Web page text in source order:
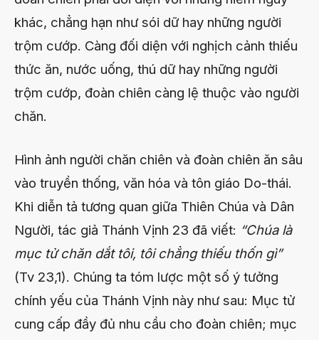
khác, chẳng hạn như sói dữ hay những người
trộm cướp. Càng đối diện với nghịch cảnh thiếu
thức ăn, nước uống, thú dữ hay những người
trộm cướp, đoàn chiên càng lệ thuộc vào người
chăn.
Hình ảnh người chăn chiên và đoàn chiên ăn sâu
vào truyền thống, văn hóa và tôn giáo Do-thái.
Khi diễn tả tương quan giữa Thiên Chúa và Dân
Người, tác giả Thánh Vịnh 23 đã viết: “Chúa là
mục tử chăn dắt tôi, tôi chẳng thiếu thốn gì”
(Tv 23,1). Chúng ta tóm lược một số ý tưởng
chính yếu của Thánh Vịnh này như sau: Mục tử
cung cấp đầy đủ nhu cầu cho đoàn chiên; mục